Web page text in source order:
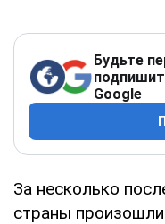
Будьте
Google
За несколько
страны